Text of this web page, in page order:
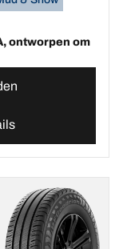
ontworpen om